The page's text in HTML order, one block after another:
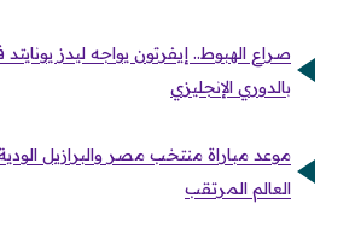
صراع الهبوط.. إيفرتون يواجه ليدز
بالدوري الإنجليزي
موعد مباراة منتخب مصر والبرازيل
العالم المرتقب